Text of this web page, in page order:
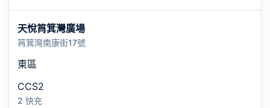
天悅筲箕灣廣場
筲箕灣南康街17號
東區
CCS2
2 快充